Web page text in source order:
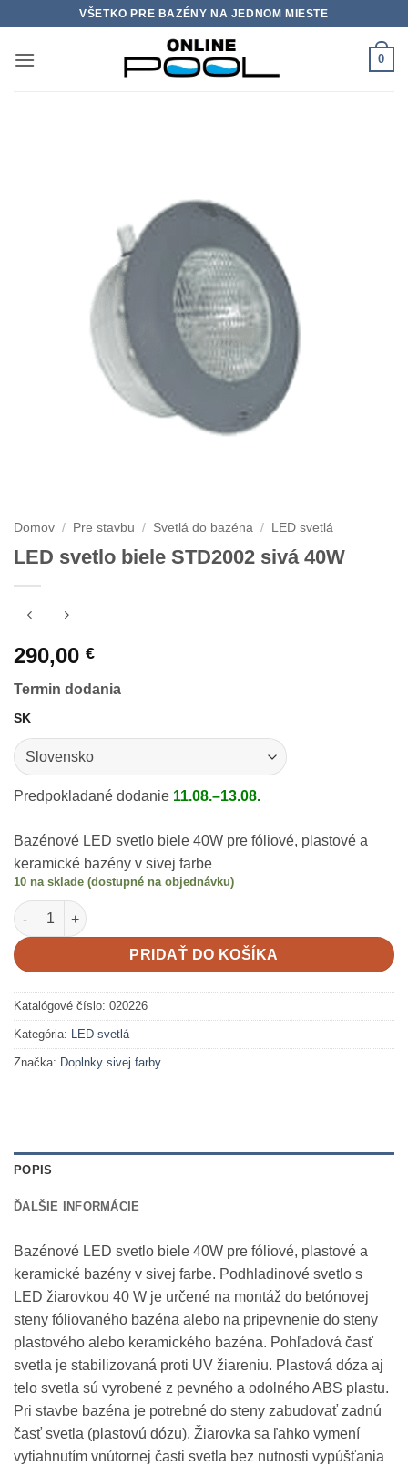
content
VŠETKO PRE BAZÉNY NA JEDNOM MIESTE
0
Domov / Pre stavbu / Svetlá do bazéna / LED svetlá
LED svetlo biele STD2002 sivá 40W
290,00 €
Termin dodania
SK
Predpokladané dodanie 11.08.–13.08.
Bazénové LED svetlo biele 40W pre fóliové, plastové a
keramické bazény v sivej farbe
10 na sklade (dostupné na objednávku)
množstvo LED svetlo biele STD2002 sivá 40W
PRIDAŤ DO KOŠÍKA
Katalógové číslo: 020226
Kategória: LED svetlá
Značka: Doplnky sivej farby
POPIS
ĎALŠIE INFORMÁCIE
Bazénové LED svetlo biele 40W pre fóliové, plastové a
keramické bazény v sivej farbe. Podhladinové svetlo s
LED žiarovkou 40 W je určené na montáž do betónovej
steny fóliovaného bazéna alebo na pripevnenie do steny
plastového alebo keramického bazéna. Pohľadová časť
svetla je stabilizovaná proti UV žiareniu. Plastová dóza aj
telo svetla sú vyrobené z pevného a odolného ABS plastu.
Pri stavbe bazéna je potrebné do steny zabudovať zadnú
časť svetla (plastovú dózu). Žiarovka sa ľahko vymení
vytiahnutím vnútornej časti svetla bez nutnosti vypúšťania